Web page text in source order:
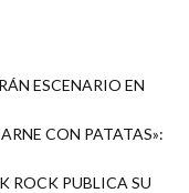
ESCENARIO EN
CON PATATAS»:
ROCK PUBLICA SU